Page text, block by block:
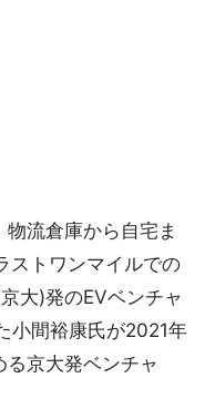
流倉庫から自宅ま
ストワンマイルでの
大)発のEVベンチャ
小間裕康氏が2021年
京大発ベンチャ